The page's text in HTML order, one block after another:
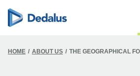
HOME ABOUT US THE GEOGRAPHICAL